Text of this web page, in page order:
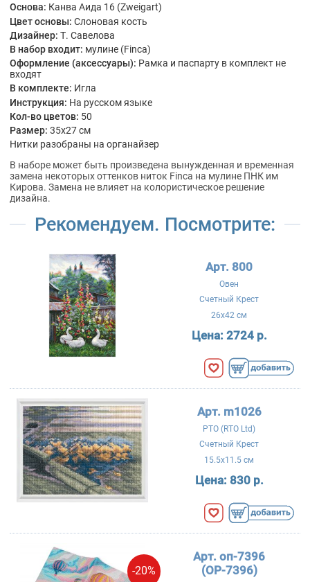
Основа: Канва Аида 16 (Zweigart)
Цвет основы: Слоновая кость
Дизайнер: Т. Савелова
В набор входит: мулине (Finca)
Оформление (аксессуары): Рамка и паспарту в комплект не
входят
В комплекте: Игла
Инструкция: На русском языке
Кол-во цветов: 50
Размер: 35x27 см
Нитки разобраны на органайзер
В наборе может быть произведена вынужденная и временная
замена некоторых оттенков ниток Finca на мулине ПНК им
Кирова. Замена не влияет на колористическое решение
дизайна.
Рекомендуем. Посмотрите:
Арт. 800
Овен
Счетный Крест
26x42 см
Цена: 2724 р.
Арт. m1026
РТО (RTO Ltd)
Счетный Крест
15.5x11.5 см
Цена: 830 р.
-20%
Арт. оп-7396
(OP-7396)